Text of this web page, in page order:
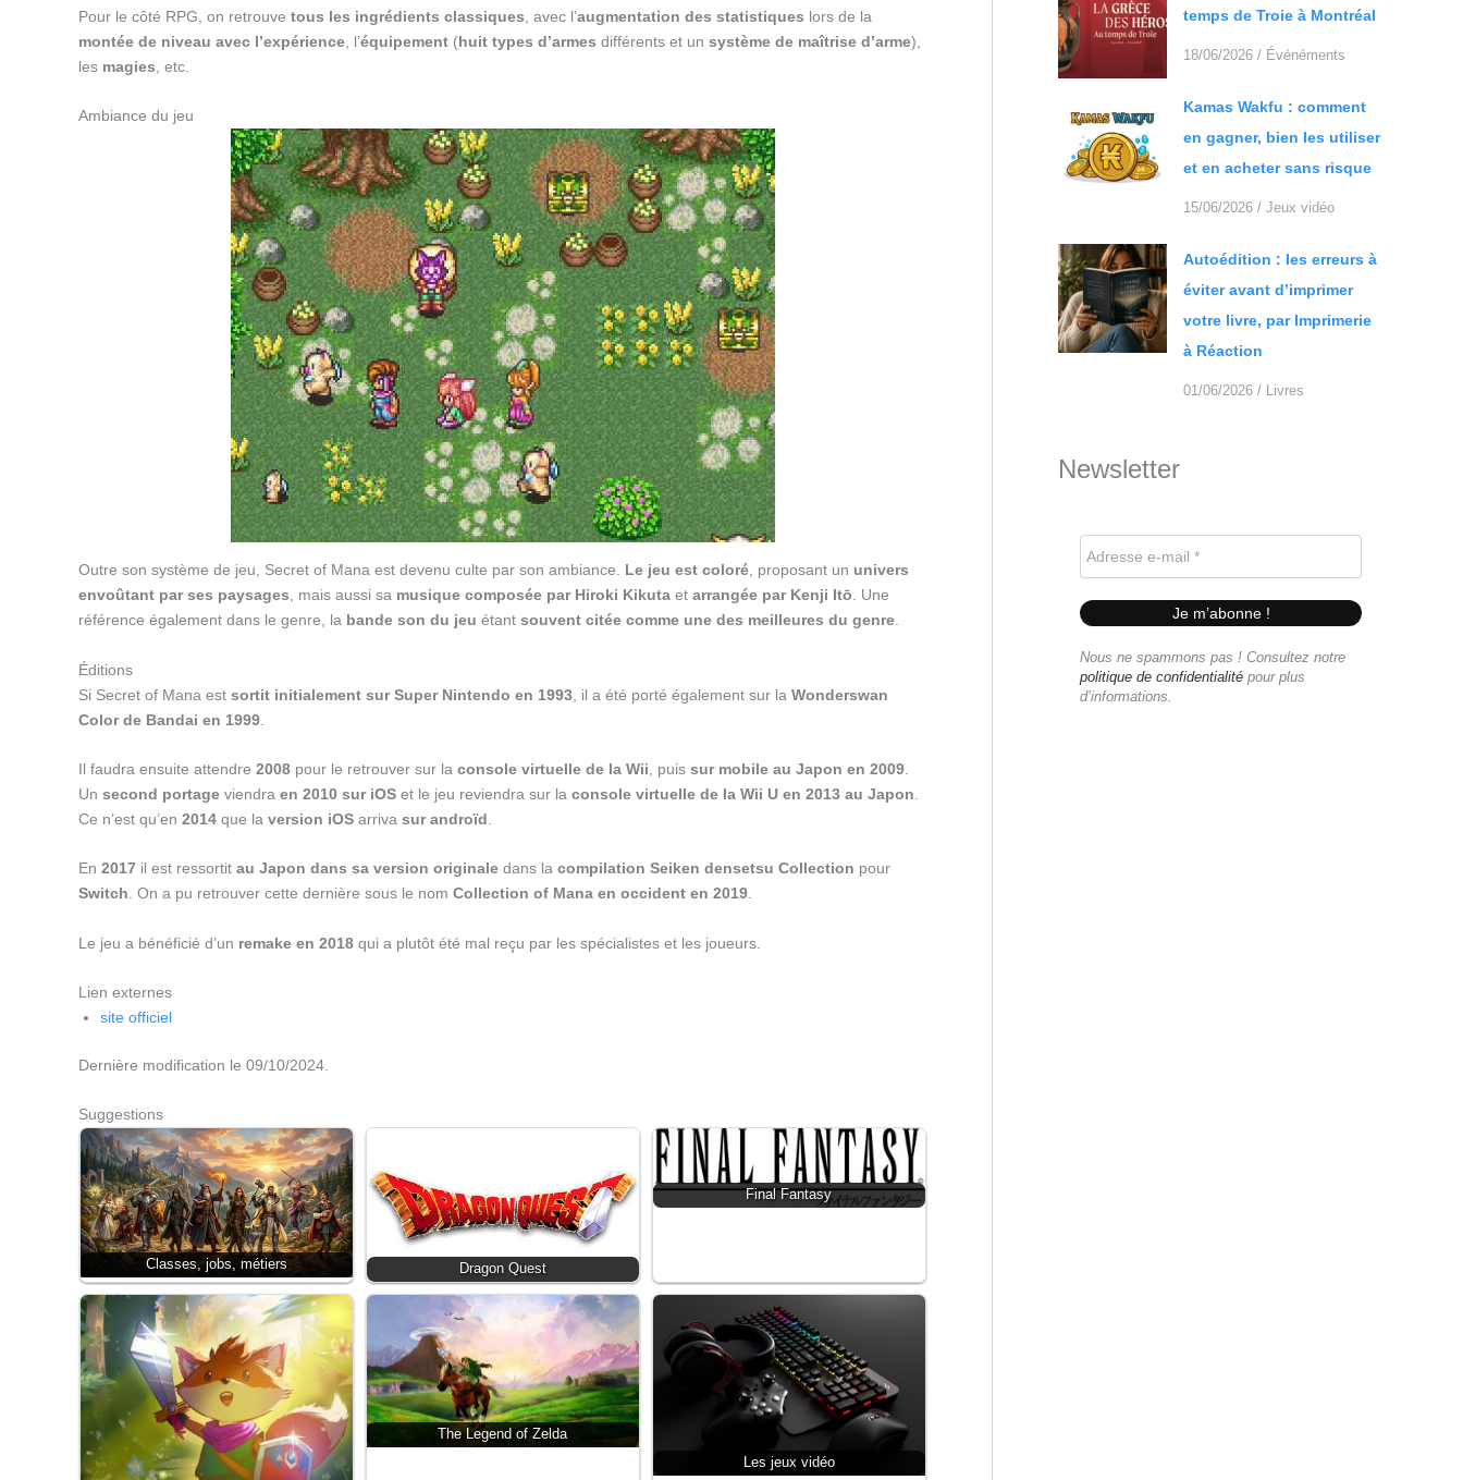
Pour le côté RPG, on retrouve tous les ingrédients classiques , avec l’augmentation des statistiques lors de la
montée de niveau avec l’expérience , l’équipement (huit types d’armes différents et un système de maîtrise d’arme),
les magies , etc.
Ambiance du jeu
Outre son système de jeu, Secret of Mana est devenu culte par son ambiance. Le jeu est coloré , proposant un univers
envoûtant par ses paysages , mais aussi sa musique composée par Hiroki Kikuta et arrangée par Kenji Itō . Une
référence également dans le genre, la bande son du jeu étant souvent citée comme une des meilleures du genre
Éditions
Si Secret of Mana est sortit initialement sur Super Nintendo en 1993 , il a été porté également sur la Wonderswan
Color de Bandai en 1999
Il faudra ensuite attendre 2008 pour le retrouver sur la console virtuelle de la Wii , puis sur mobile au Japon en 2009
Un second portage viendra en 2010 sur iOS et le jeu reviendra sur la console virtuelle de la Wii U en 2013 au Japon
Ce n’est qu’en 2014 que la version iOS arriva sur androïd
En 2017 il est ressortit au Japon dans sa version originale dans la compilation Seiken densetsu Collection pour
Switch. On a pu retrouver cette dernière sous le nom Collection of Mana en occident en 2019.
Le jeu a bénéficié d’un remake en 2018 qui a plutôt été mal reçu par les spécialistes et les joueurs.
Lien externes
site officiel
Dernière modification le 09/10/2024.
Suggestions
Classes, jobs, métiers Dragon Quest
Final Fantasy
The Legend of Zelda
Les jeux vidéo
temps de Troie à Montréal
18/06/2026 / Événéments
Kamas Wakfu : comment
en gagner, bien les utiliser
et en acheter sans risque
15/06/2026 / Jeux vidéo
Autoédition : les erreurs à
éviter avant d’imprimer
votre livre, par Imprimerie
à Réaction
01/06/2026 / Livres
Newsletter
Nous ne spammons pas ! Consultez notre
politique de confidentialité pour plus
d’informations.